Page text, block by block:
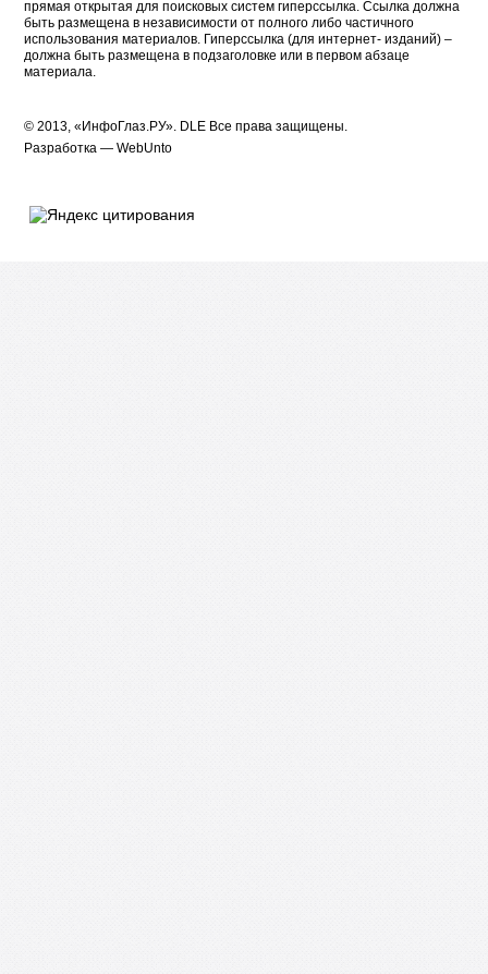
прямая открытая для поисковых систем гиперссылка. Ссылка должна
быть размещена в независимости от полного либо частичного
использования материалов. Гиперссылка (для интернет- изданий) –
должна быть размещена в подзаголовке или в первом абзаце
материала.
© 2013, «ИнфоГлаз.РУ». DLE Все права защищены.
Разработка —WebUnto